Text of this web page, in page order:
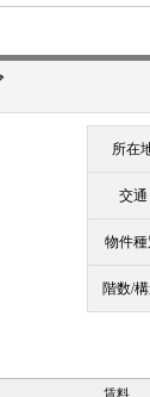
所在
交通
物件種
階数/
賃料